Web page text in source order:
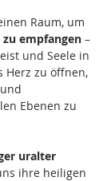
Raum, um
empfangen –
und Seele in
Herz zu öffnen,
Ebenen zu
uralter
ihre heiligen